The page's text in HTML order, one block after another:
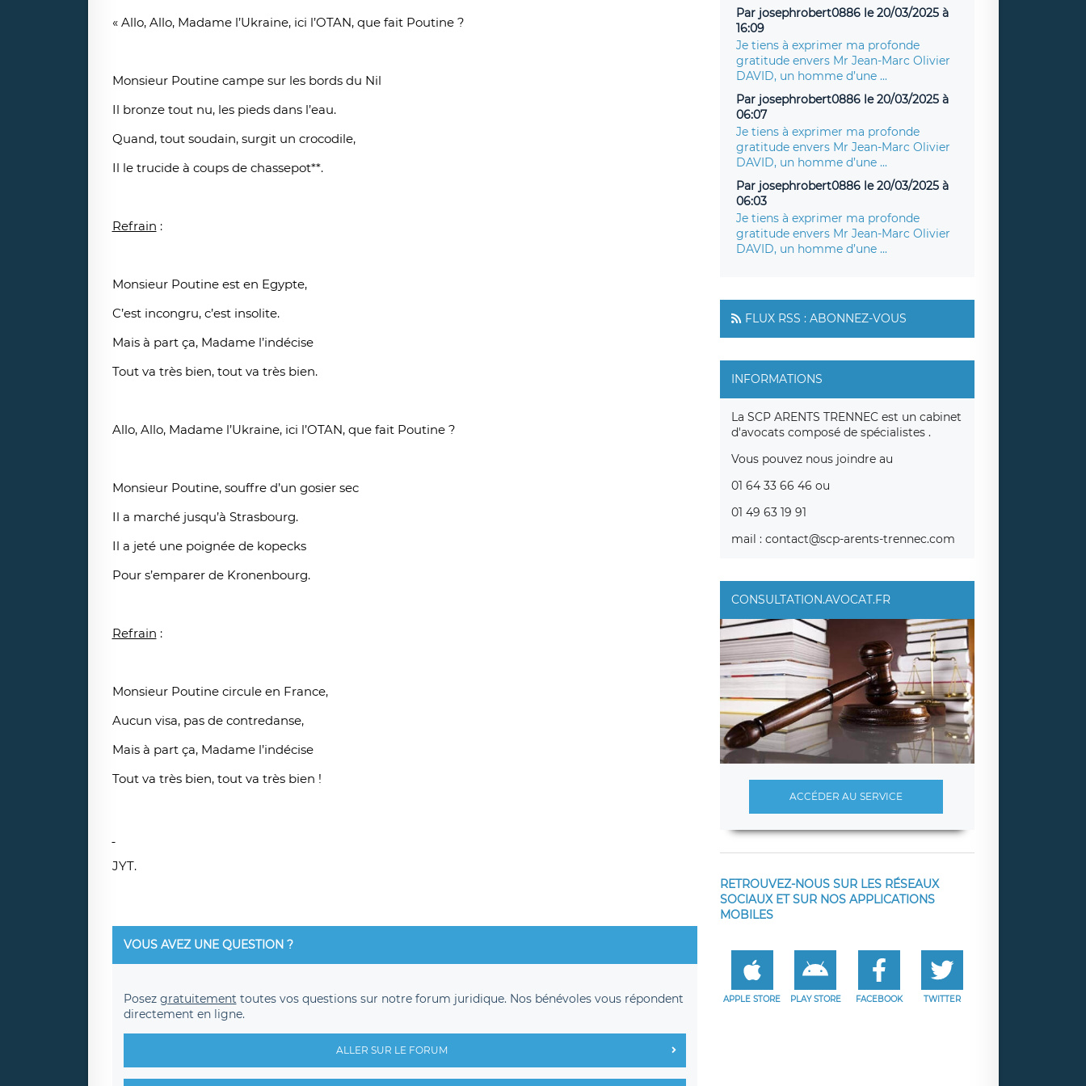
« Allo, Allo, Madame l’Ukraine, ici l’OTAN, que fait Poutine ?
Monsieur Poutine campe sur les bords du Nil
Il bronze tout nu, les pieds dans l’eau.
Quand, tout soudain, surgit un crocodile,
Il le trucide à coups de chassepot**.
Refrain :
Monsieur Poutine est en Egypte,
C’est incongru, c’est insolite.
Mais à part ça, Madame l’indécise
Tout va très bien, tout va très bien.
Allo, Allo, Madame l’Ukraine, ici l’OTAN, que fait Poutine ?
Monsieur Poutine, souffre d’un gosier sec
Il a marché jusqu’à Strasbourg.
Il a jeté une poignée de kopecks
Pour s’emparer de Kronenbourg.
Refrain :
Monsieur Poutine circule en France,
Aucun visa, pas de contredanse,
Mais à part ça, Madame l’indécise
Tout va très bien, tout va très bien !
JYT.
VOUS AVEZ UNE QUESTION ?
Posez gratuitement toutes vos questions sur notre forum juridique. Nos bénévoles vous répondent
directement en ligne.
ALLER SUR LE FORUM
Par josephrobert0886 le 20/03/2025 à
16:09
Je tiens à exprimer ma profonde
gratitude envers Mr Jean-Marc Olivier
DAVID, un homme d’une ...
Par josephrobert0886 le 20/03/2025 à
06:07
Je tiens à exprimer ma profonde
gratitude envers Mr Jean-Marc Olivier
DAVID, un homme d’une ...
Par josephrobert0886 le 20/03/2025 à
06:03
Je tiens à exprimer ma profonde
gratitude envers Mr Jean-Marc Olivier
DAVID, un homme d’une ...
FLUX RSS : ABONNEZ-VOUS
INFORMATIONS
La SCP ARENTS TRENNEC est un cabinet
d'avocats composé de spécialistes .
Vous pouvez nous joindre au
01 64 33 66 46 ou
01 49 63 19 91
mail : contact@scp-arents-trennec.com
CONSULTATION.AVOCAT.FR
ACCÉDER AU SERVICE
RETROUVEZ-NOUS SUR LES RÉSEAUX
SOCIAUX ET SUR NOS APPLICATIONS
MOBILES
APPLE STORE PLAY STORE FACEBOOK TWITTER